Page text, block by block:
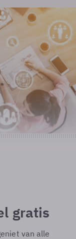
gratis
van alle